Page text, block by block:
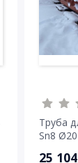
Труба
Sn8
25